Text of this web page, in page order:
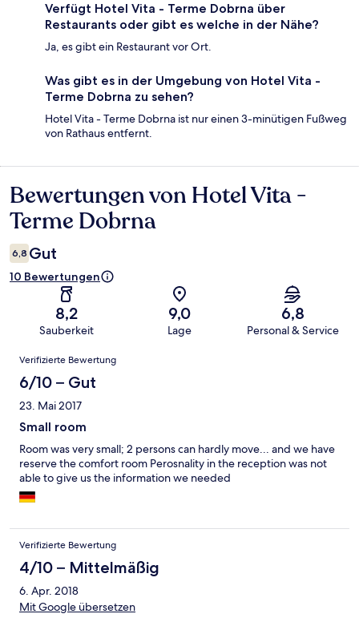
Verfügt Hotel Vita - Terme Dobrna über
Restaurants oder gibt es welche in der Nähe?
Ja, es gibt ein Restaurant vor Ort.
Was gibt es in der Umgebung von Hotel Vita -
Terme Dobrna zu sehen?
Hotel Vita - Terme Dobrna ist nur einen 3-minütigen Fußweg
von Rathaus entfernt.
Bewertungen
Bewertungen von Hotel Vita -
Terme Dobrna
6,8 Gut
10 Bewertungen
8,2
Sauberkeit
9,0
Lage
6,8
Personal & Service
Bewertungen
Verifizierte Bewertung
6/10 – Gut
23. Mai 2017
Small room
Room was very small; 2 persons can hardly move... and we have
reserve the comfort room Perosnality in the reception was not
able to give us the information we needed
Verifizierte Bewertung
4/10 – Mittelmäßig
6. Apr. 2018
Mit Google übersetzen